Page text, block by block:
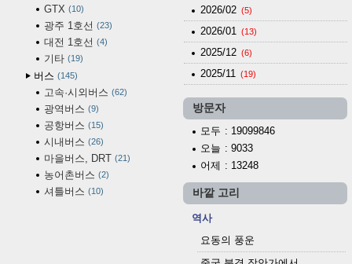
GTX 10
광주 1호선 23
대전 1호선 4
기타 19
버스 145
고속·시외버스 62
광역버스 9
공항버스 15
시내버스 26
마을버스, DRT 21
농어촌버스 2
셔틀버스 10
2026/02 (5)
2026/01 (13)
2025/12 (6)
2025/11 (19)
방문자
모두 : 19099846
오늘 : 9033
어제 : 13248
바깥 고리
역사
요동의 풍운